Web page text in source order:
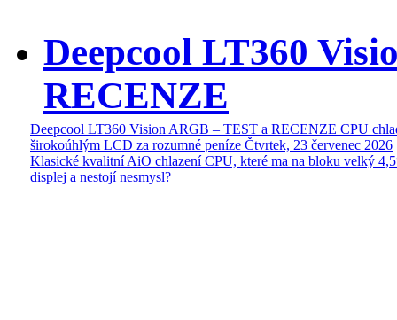
Deepcool LT360
RECENZE
Deepcool LT360 Vision ARGB – TEST a RECENZE CPU
širokoúhlým LCD za rozumné peníze Čtvrtek, 23 červenec 2026
Klasické kvalitní AiO chlazení CPU, které ma na bloku velký
displej a nestojí nesmysl?